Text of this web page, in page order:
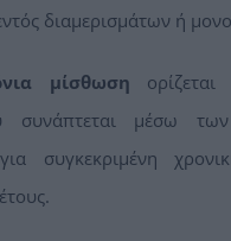
διαμερισμάτων ή
μίσθωση
συνάπτεται μέσω
συγκεκριμένη